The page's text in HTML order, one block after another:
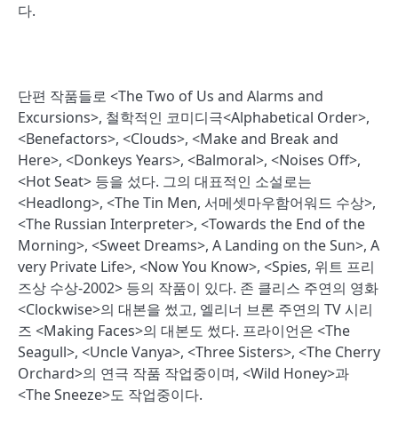
다.
단편 작품들로 <The Two of Us and Alarms and
Excursions>, 철학적인 코미디극<Alphabetical Order>,
<Benefactors>, <Clouds>, <Make and Break and
Here>, <Donkeys Years>, <Balmoral>, <Noises Off>,
<Hot Seat> 등을 섰다. 그의 대표적인 소설로는
<Headlong>, <The Tin Men, 서메셋마우함어워드 수상>,
<The Russian Interpreter>, <Towards the End of the
Morning>, <Sweet Dreams>, A Landing on the Sun>, A
very Private Life>, <Now You Know>, <Spies, 위트 프리
즈상 수상-2002> 등의 작품이 있다. 존 클리스 주연의 영화
<Clockwise>의 대본을 썼고, 엘리너 브론 주연의 TV 시리
즈 <Making Faces>의 대본도 썼다. 프라이언은 <The
Seagull>, <Uncle Vanya>, <Three Sisters>, <The Cherry
Orchard>의 연극 작품 작업중이며, <Wild Honey>과
<The Sneeze>도 작업중이다.